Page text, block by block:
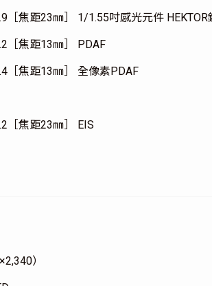
［焦距23㎜］ 1/1.55吋感光元件
［焦距13㎜］ PDAF
［焦距13㎜］ 全像素PDAF
［焦距23㎜］ EIS
）